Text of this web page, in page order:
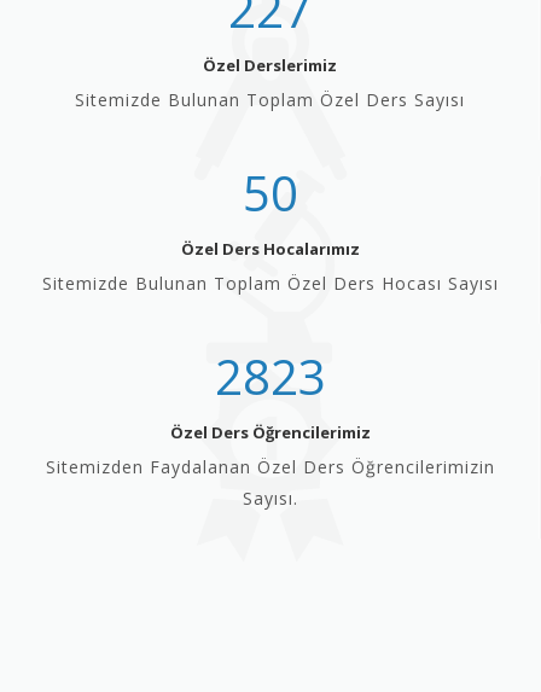
Özel Derslerimiz
Sitemizde Bulunan Toplam Özel Ders Sayısı
50
Özel Ders Hocalarımız
Sitemizde Bulunan Toplam Özel Ders Hocası Sayısı
2823
Özel Ders Öğrencilerimiz
Sitemizden Faydalanan Özel Ders Öğrencilerimizin
Sayısı.